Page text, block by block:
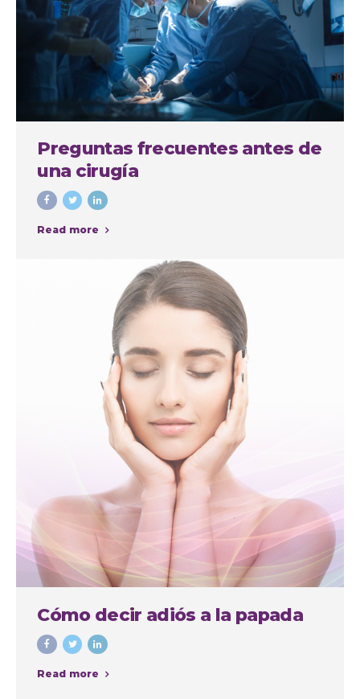
Preguntas frecuentes antes de
una cirugía
Read more
Cómo decir adiós a la papada
Read more